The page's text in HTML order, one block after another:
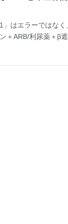
はエラーではな
＋ARB/利尿薬＋β